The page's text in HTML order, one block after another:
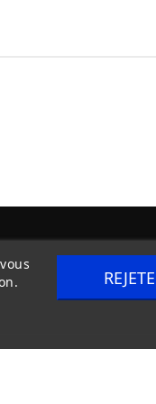
Livraison